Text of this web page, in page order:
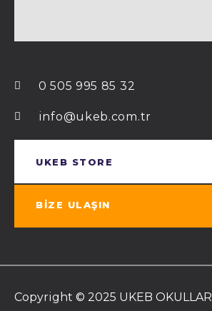
0 505 995 85 32
info@ukeb.com.tr
UKEB STORE
BIZE ULAŞIN
Copyright © 2025 UKEB OKULLARI